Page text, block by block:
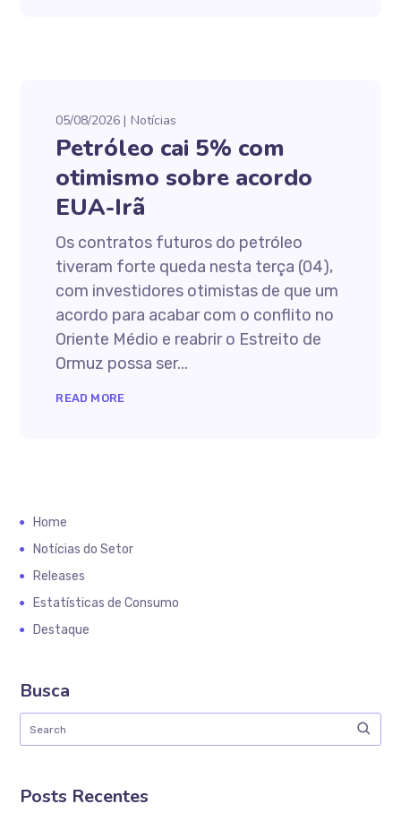
05/08/2026 Notícias
Petróleo cai 5% com
otimismo sobre acordo
EUA-Irã
Os contratos futuros do petróleo
tiveram forte queda nesta terça (04),
com investidores otimistas de que um
acordo para acabar com o conflito no
Oriente Médio e reabrir o Estreito de
Ormuz possa ser...
READ MORE
Home
Notícias do Setor
Releases
Estatísticas de Consumo
Destaque
Busca
Posts Recentes